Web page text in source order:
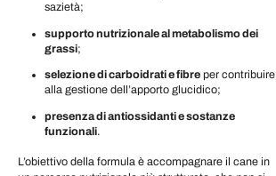
sazietà;
supporto nutrizionale al metabolismo dei
grassi;
selezione di carboidrati e fibre per contribuire
alla gestione dell’apporto glucidico;
presenza di antiossidanti e sostanze
funzionali.
L’obiettivo della formula è accompagnare il cane in